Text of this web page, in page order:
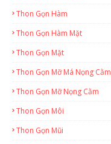
Thon Gọn Hàm
Thon Gọn Hàm Mặt
Thon Gọn Mặt
Thon Gọn Mỡ Má Nọng Cằm
Thon Gọn Mỡ Nọng Cằm
Thon Gọn Môi
Thon Gọn Mũi